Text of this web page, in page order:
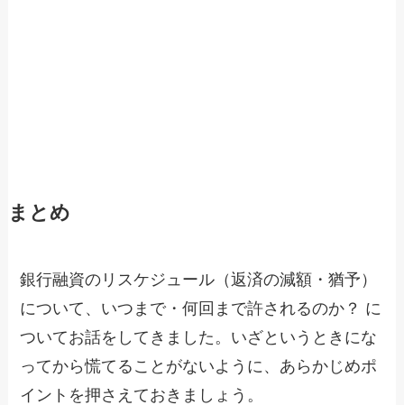
まとめ
銀行融資のリスケジュール（返済の減額・猶予）
について、いつまで・何回まで許されるのか？ に
ついてお話をしてきました。いざというときにな
ってから慌てることがないように、あらかじめポ
イントを押さえておきましょう。